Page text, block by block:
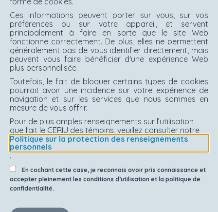
Ces informations peuvent porter sur vous, sur vos
préférences ou sur votre appareil, et servent
principalement à faire en sorte que le site Web
fonctionne correctement. De plus, elles ne permettent
généralement pas de vous identifier directement, mais
peuvent vous faire bénéficier d'une expérience Web
plus personnalisée.
Toutefois, le fait de bloquer certains types de cookies
pourrait avoir une incidence sur votre expérience de
navigation et sur les services que nous sommes en
mesure de vous offrir.
Pour de plus amples renseignements sur l’utilisation
que fait le CERIU des témoins, veuillez consulter notre
Politique sur la protection des renseignements
personnels
.
En cochant cette case, je reconnais avoir pris connaissance et
accepter pleinement les conditions d’utilisation et la politique de
confidentialité.